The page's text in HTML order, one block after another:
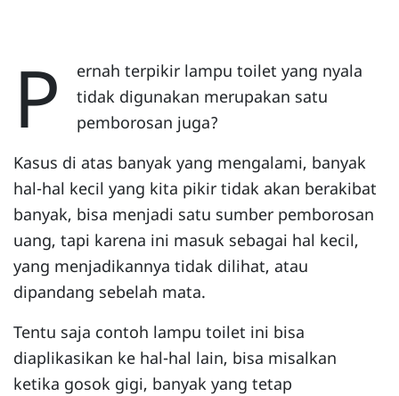
P
ernah terpikir lampu toilet yang nyala
tidak digunakan merupakan satu
pemborosan juga?
Kasus di atas banyak yang mengalami, banyak
hal-hal kecil yang kita pikir tidak akan berakibat
banyak, bisa menjadi satu sumber pemborosan
uang, tapi karena ini masuk sebagai hal kecil,
yang menjadikannya tidak dilihat, atau
dipandang sebelah mata.
Tentu saja contoh lampu toilet ini bisa
diaplikasikan ke hal-hal lain, bisa misalkan
ketika gosok gigi, banyak yang tetap